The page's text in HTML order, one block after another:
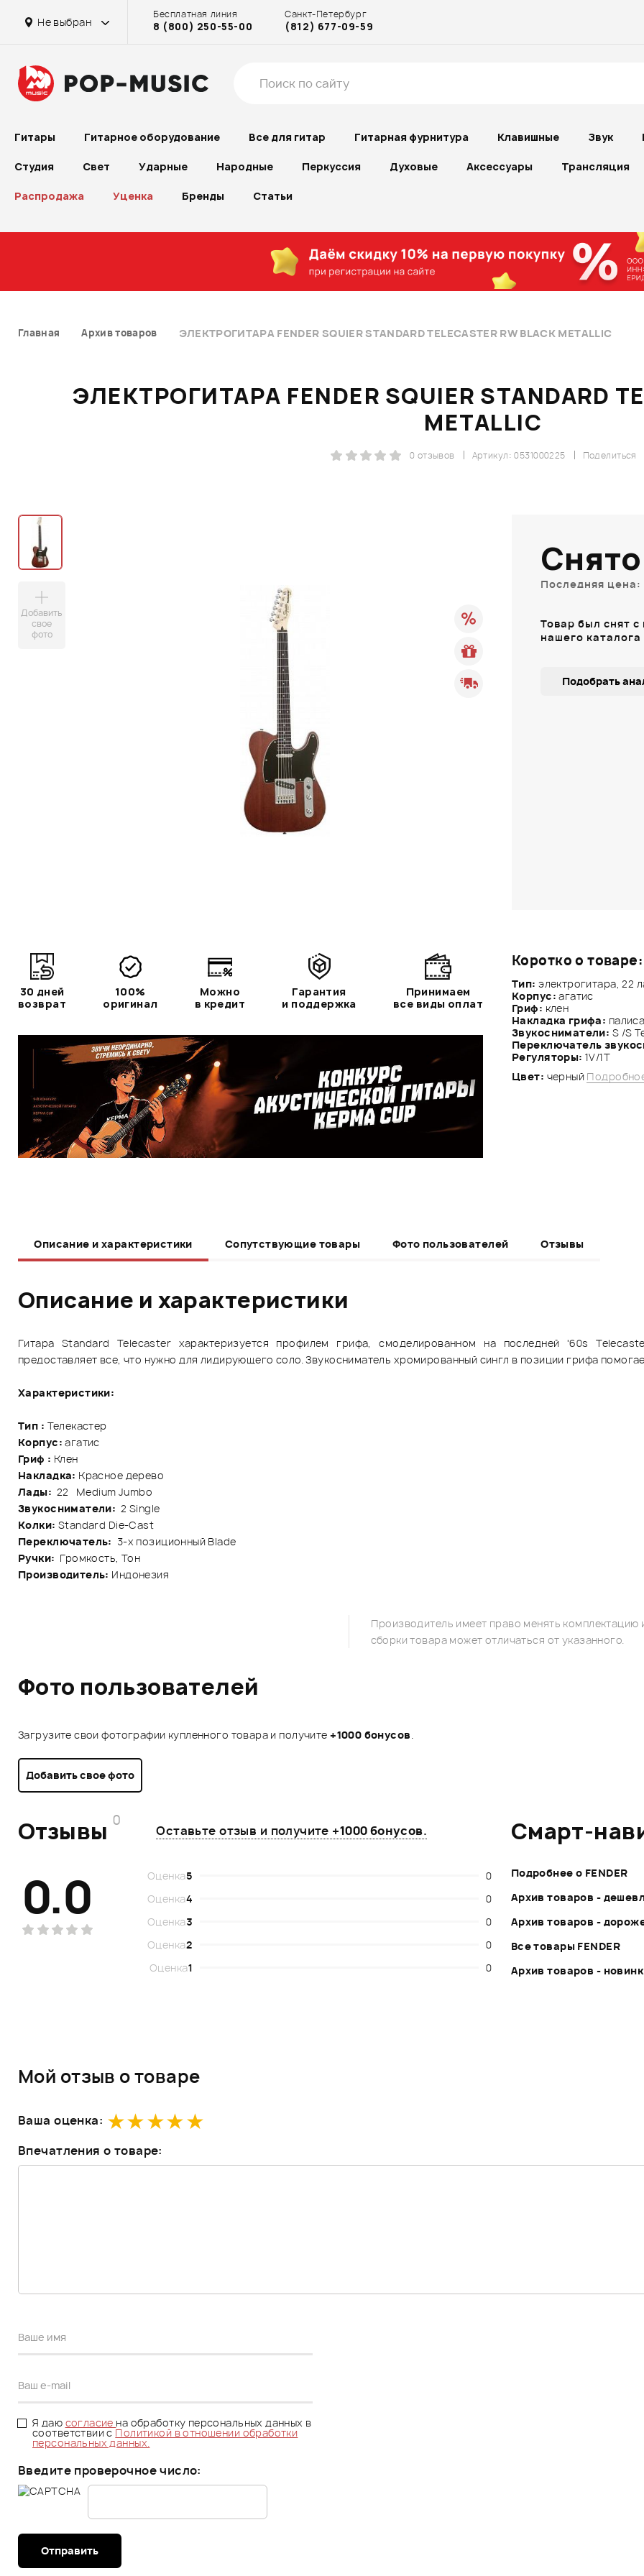
Не выбран
Бесплатная линия
8 (800) 250-55-00
Санкт-Петербург
(812) 677-09-59
Гитары Гитарное оборудование Все для гитар Гитарная фурнитура Клавишные Звук
Студия Свет Ударные Народные Перкуссия Духовые Аксессуары Трансляция
Распродажа Уценка Бренды Статьи
Главная Архив товаров ЭЛЕКТРОГИТАРА FENDER SQUIER STANDARD TELECASTER RW BLACK METALLIC
ЭЛЕКТРОГИТАРА FENDER SQUIER STANDARD
METALLIC
Поделиться
Артикул: 0531000225
0 отзывов
Добавить
свое
фото
Коротко о товаре:
Тип:электрогитара, 22
Корпус:агатис
Гриф: клен
Накладка грифа:
Звукосниматели: S /S
Переключатель
Регуляторы:1V/1Т
Цвет: черный
Последняя цена:
Товар был снят
нашего каталога
Подобрать
30 дней
возврат
100%
оригинал
Можно
в кредит
Гарантия
и поддержка
Принимаем
все виды оплат
Описание и характеристики Сопутствующие товары Фото пользователей Отзывы
Описание и характеристики
Гитара Standard Telecaster характеризуется профилем грифа, смоделированном на последней '60s
предоставляет все, что нужно для лидирующего соло. Звукосниматель хромированный сингл в позиции грифа
Характеристики:
Тип : Телекастер
Корпус: агатис
Гриф : Клен
Накладка: Красное дерево
Лады: 22 Medium Jumbo
Звукосниматели: 2 Single
Колки: Standard Die-Cast
Переключатель: 3-х позиционный Blade
Ручки: Громкость, Тон
Производитель: Индонезия
Производитель имеет право менять
сборки товара может отличаться от указанного.
Фото пользователей
Загрузите свои фотографии купленного товара и получите+1000 бонусов.
Добавить свое фото
Отзывы 0
Оставьте отзыв и получите +1000 бонусов.
0.0 Оценка5
0
Оценка4
0
Оценка3
0
Оценка2
0
Оценка1 0
Смарт-
Подробнее о FENDER
Архив товаров -
Архив товаров -
Все товары FENDER
Архив товаров -
Мой отзыв о товаре
Ваша оценка:
Впечатления о товаре:
Я даю согласие на обработку персональных данных в
соответствии сПолитикой в отношении обработки
персональных данных.
Введите проверочное число:
Отправить